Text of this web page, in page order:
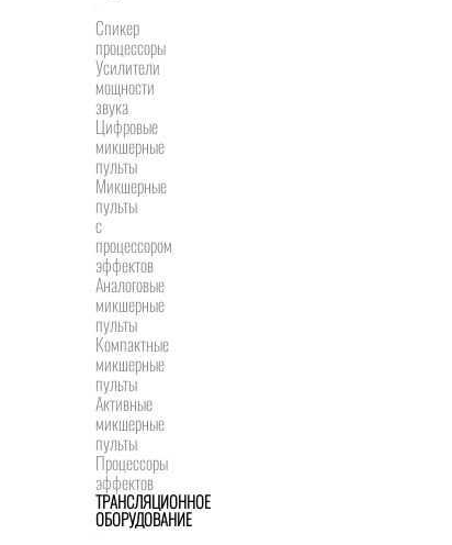
Спикер
процессоры
Усилители
мощности
звука
Цифровые
микшерные
пульты
Микшерные
пульты
с
процессором
эффектов
Аналоговые
микшерные
пульты
Компактные
микшерные
пульты
Активные
микшерные
пульты
Процессоры
эффектов
ТРАНСЛЯЦИОННОЕ
ОБОРУДОВАНИЕ